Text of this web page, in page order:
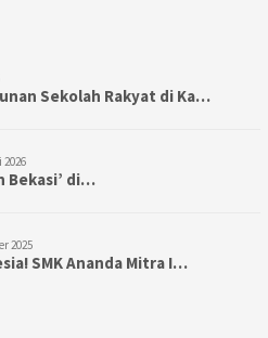
Sekolah Rakyat di Ka…
2026
Bekasi’ di…
2025
SMK Ananda Mitra I…